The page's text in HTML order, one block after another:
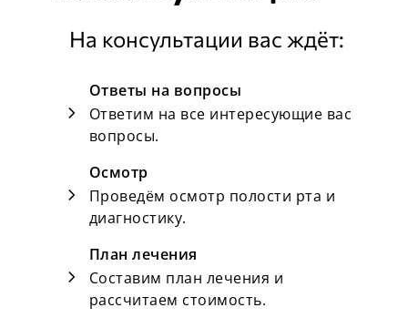
На консультации вас ждёт:
chevron_right
Ответы на вопросы
Ответим на все интересующие вас
вопросы.
chevron_right
Осмотр
Проведём осмотр полости рта и
диагностику.
chevron_right
План лечения
Составим план лечения и
рассчитаем стоимость.